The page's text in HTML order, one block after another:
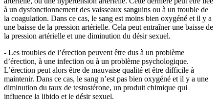
à un dysfonctionnement des vaisseaux sanguins ou à un trouble de
la coagulation. Dans ce cas, le sang est moins bien oxygéné et il y a
une baisse de la pression artérielle. Cela peut entraîner une baisse de
la pression artérielle et une diminution du désir sexuel.
- Les troubles de l’érection peuvent être dus à un problème
d’érection, à une infection ou à un problème psychologique.
L’érection peut alors être de mauvaise qualité et être difficile à
maintenir. Dans ce cas, le sang n’est pas bien oxygéné et il y a une
diminution du taux de testostérone, un produit chimique qui
influence la libido et le désir sexuel.